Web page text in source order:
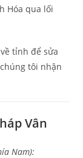
Hóa qua lối
tỉnh để sửa
tôi nhận
Vân
Nam):